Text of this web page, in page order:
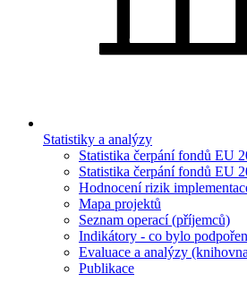
Statistiky a analýzy
Statistika čerpání fondů EU
Statistika čerpání fondů EU
Hodnocení rizik
Mapa projektů
Seznam operací (příjemců)
Indikátory - co bylo
Evaluace a analýzy
Publikace